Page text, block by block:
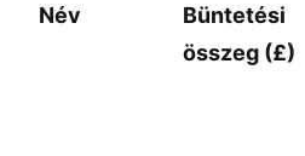
Név
Büntetési
összeg (£)